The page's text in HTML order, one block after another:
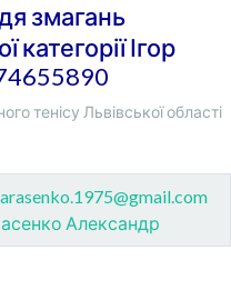
змагань
категорії Ігор
тенісу Львівської області
Александр